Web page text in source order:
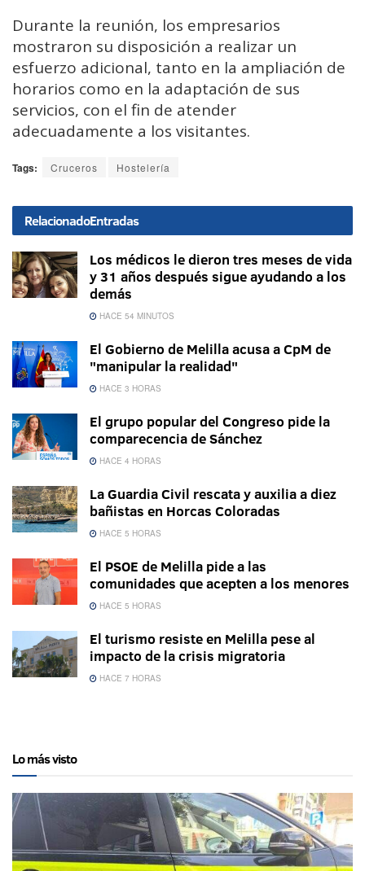
Durante la reunión, los empresarios
mostraron su disposición a realizar un
esfuerzo adicional, tanto en la ampliación de
horarios como en la adaptación de sus
servicios, con el fin de atender
adecuadamente a los visitantes.
Tags: Cruceros Hostelería
RelacionadoEntradas
Los médicos le dieron tres meses de vida
y 31 años después sigue ayudando a los
demás
HACE 54 MINUTOS
El Gobierno de Melilla acusa a CpM de
"manipular la realidad"
HACE 3 HORAS
El grupo popular del Congreso pide la
comparecencia de Sánchez
HACE 4 HORAS
La Guardia Civil rescata y auxilia a diez
bañistas en Horcas Coloradas
HACE 5 HORAS
El PSOE de Melilla pide a las
comunidades que acepten a los menores
HACE 5 HORAS
El turismo resiste en Melilla pese al
impacto de la crisis migratoria
HACE 7 HORAS
Lo más visto